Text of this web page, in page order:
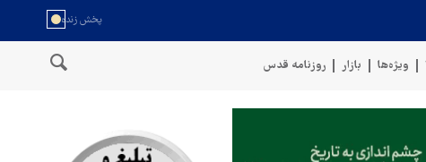
ویژه‌ها بازار روزنامه قدس